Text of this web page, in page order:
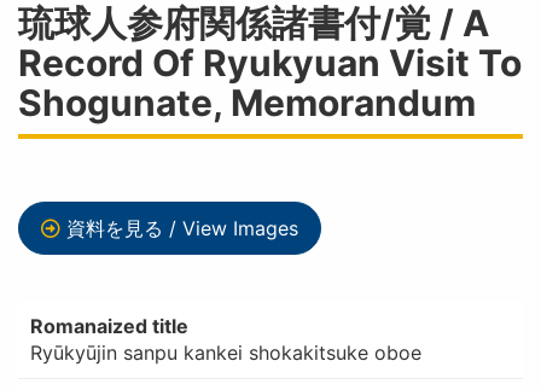
琉球人参府関係諸書付/覚 / A
Record Of Ryukyuan Visit To
Shogunate, Memorandum
資料を見る / View Images
Romanaized title
Ryūkyūjin sanpu kankei shokakitsuke oboe